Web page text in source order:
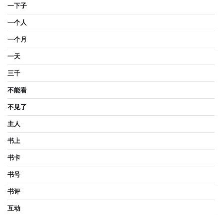
一下子
一个人
一个月
一天
三千
不能看
不见了
主人
书上
书卡
书号
书评
互动